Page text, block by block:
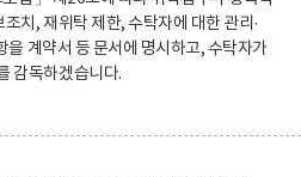
치, 재위탁 제한, 수탁자에 대한 관리·
을 계약서 등 문서에 명시하고, 수탁자가
감독하겠습니다.